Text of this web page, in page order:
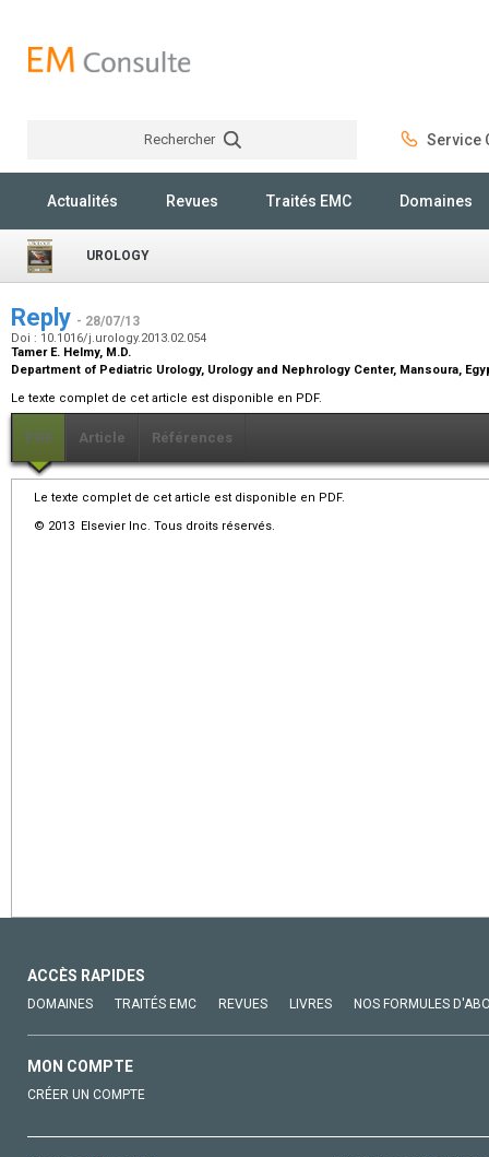
Rechercher Service
Actualités Revues Traités EMC Domaines
UROLOGY
Reply - 28/07/13
Doi : 10.1016/j.urology.2013.02.054
Tamer E. Helmy, M.D.
Department of Pediatric Urology, Urology and Nephrology Center, Mansoura,
Le texte complet de cet article est disponible en PDF.
PDF Article Références
Le texte complet de cet article est disponible en PDF.
© 2013 Elsevier Inc. Tous droits réservés.
ACCÈS RAPIDES
DOMAINES TRAITÉS EMC REVUES LIVRES NOS FORMULES
MON COMPTE
CRÉER UN COMPTE